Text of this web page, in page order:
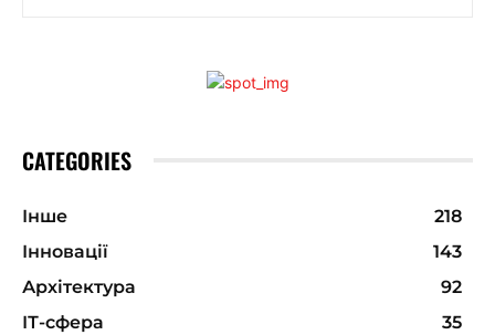
CATEGORIES
Інше
218
Інновації
143
Архітектура
92
ІТ-сфера
35